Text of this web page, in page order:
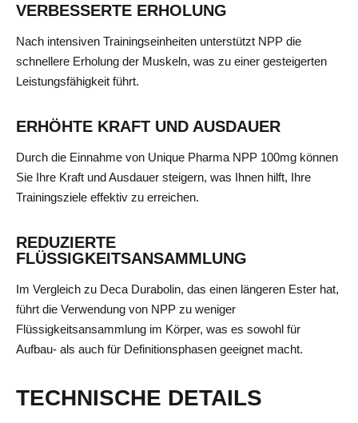
VERBESSERTE ERHOLUNG
Nach intensiven Trainingseinheiten unterstützt NPP die
schnellere Erholung der Muskeln, was zu einer gesteigerten
Leistungsfähigkeit führt.
ERHÖHTE KRAFT UND AUSDAUER
Durch die Einnahme von Unique Pharma NPP 100mg können
Sie Ihre Kraft und Ausdauer steigern, was Ihnen hilft, Ihre
Trainingsziele effektiv zu erreichen.
REDUZIERTE
FLÜSSIGKEITSANSAMMLUNG
Im Vergleich zu Deca Durabolin, das einen längeren Ester hat,
führt die Verwendung von NPP zu weniger
Flüssigkeitsansammlung im Körper, was es sowohl für
Aufbau- als auch für Definitionsphasen geeignet macht.
TECHNISCHE DETAILS